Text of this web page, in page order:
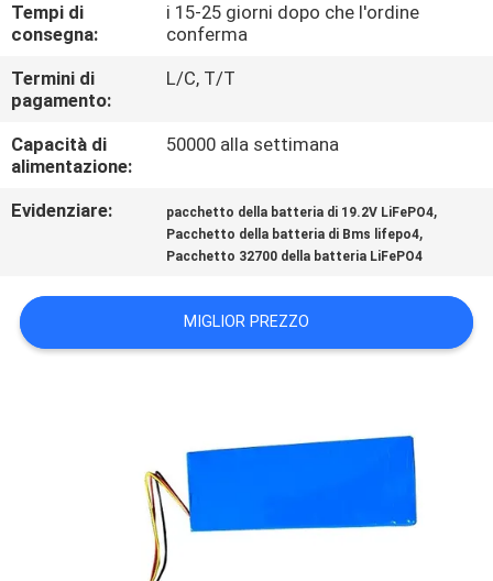
CONTATTICI
NOTIZIE
UNA
CITAZIONE
Tempi di
consegna:
i 15-25 giorni dopo che l'ordine
conferma
Termini di
pagamento:
L/C, T/T
Capacità di
alimentazione:
50000 alla settimana
Evidenziare: pacchetto della batteria di 19.2V LiFePO4,
Pacchetto della batteria di Bms lifepo4,
Pacchetto 32700 della batteria LiFePO4
MIGLIOR PREZZO